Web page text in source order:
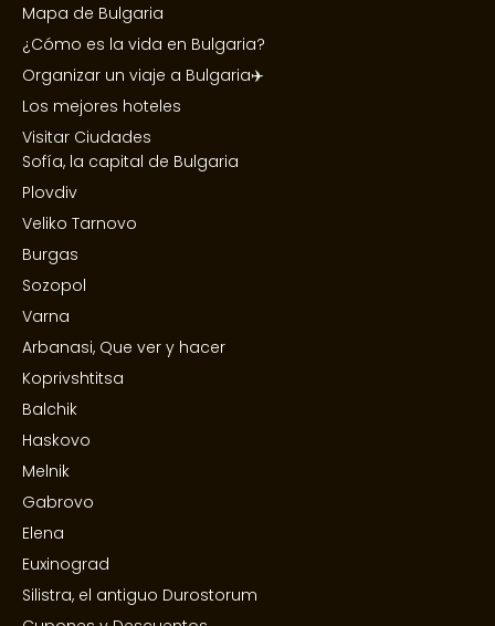
Mapa de Bulgaria
¿Cómo es la vida en Bulgaria?
Organizar un viaje a Bulgaria✈️
Los mejores hoteles
Visitar Ciudades
Sofía, la capital de Bulgaria
Plovdiv
Veliko Tarnovo
Burgas
Sozopol
Varna
Arbanasi, Que ver y hacer
Koprivshtitsa
Balchik
Haskovo
Melnik
Gabrovo
Elena
Euxinograd
Silistra, el antiguo Durostorum